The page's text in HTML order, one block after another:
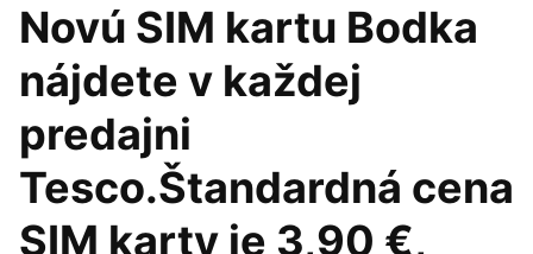
Novú SIM kartu Bodka
nájdete v každej
predajni
Tesco.Štandardná cena
SIM karty je 3,90 €,